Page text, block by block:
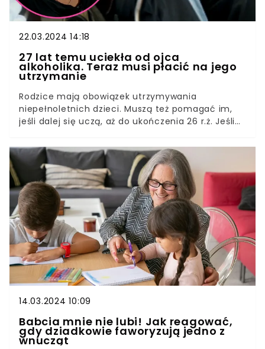
22.03.2024 14:18
27 lat temu uciekła od ojca
alkoholika. Teraz musi płacić na jego
utrzymanie
Rodzice mają obowiązek utrzymywania
niepełnoletnich dzieci. Muszą też pomagać im,
jeśli dalej się uczą, aż do ukończenia 26 r.ż. Jeśli
ustanowić alimenty.Okazuje się, że to działa
także w drugą stronę. Dorosłe dzieci też mogą
mieć obowiązek utrzymywania rodziców. Nawet
jeśli rodzina nie utrzymuje ze sobą kontaktu.
14.03.2024 10:09
Babcia mnie nie lubi! Jak reagować,
gdy dziadkowie faworyzują jedno z
wnucząt